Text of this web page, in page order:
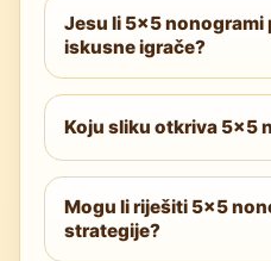
Jesu li 5×5 nonogrami
iskusne igrače?
Ne nužno. Nivoi Lako
za početnike, ali 5×5
Zlo stvaraju guste
koriste kao izazov za
Koju sliku otkriva 5×5
Na rezoluciji 5×5,
jednostavna ikona ili
zvijezda, strelica,
Mogu li riješiti 5×5
strategije?